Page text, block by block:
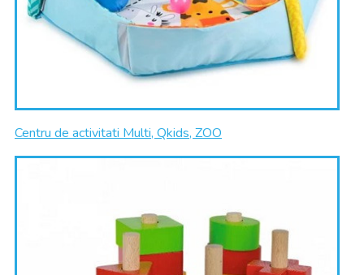
Centru de activitati Multi, Qkids, ZOO